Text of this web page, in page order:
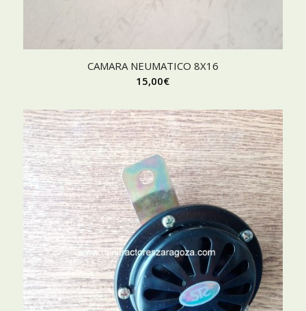
CAMARA NEUMATICO 8X16
15,00€